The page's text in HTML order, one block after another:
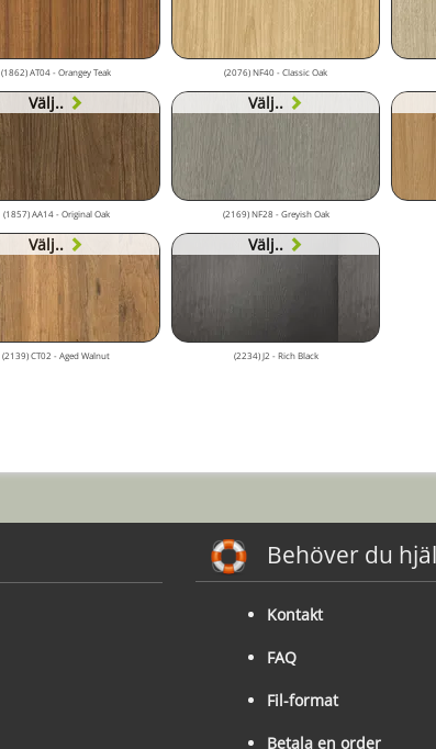
(1862) AT04 - Orangey Teak (2076) NF40 - Classic Oak
Välj..
(1857) AA14 - Original Oak
Välj..
(2169) NF28 - Greyish Oak
Välj..
(2139) CT02 - Aged Walnut
Välj..
(2234) J2 - Rich Black
Behöver du
Kontakt
FAQ
Fil-format
Betala en order